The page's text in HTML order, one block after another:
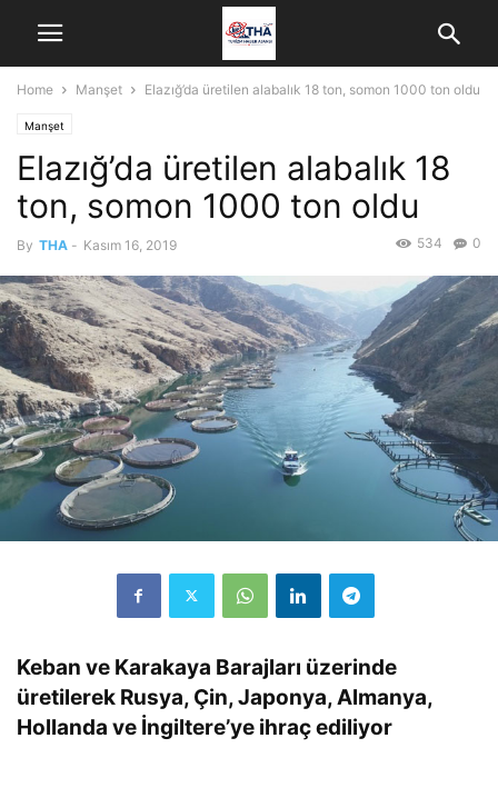
Home Manşet Elazığ’da üretilen alabalık 18 ton, somon 1000 ton oldu
Manşet
Elazığ’da üretilen alabalık 18
ton, somon 1000 ton oldu
By THA - Kasım 16, 2019 0
534
Keban ve Karakaya Barajları üzerinde
üretilerek Rusya, Çin, Japonya, Almanya,
Hollanda ve İngiltere’ye ihraç ediliyor